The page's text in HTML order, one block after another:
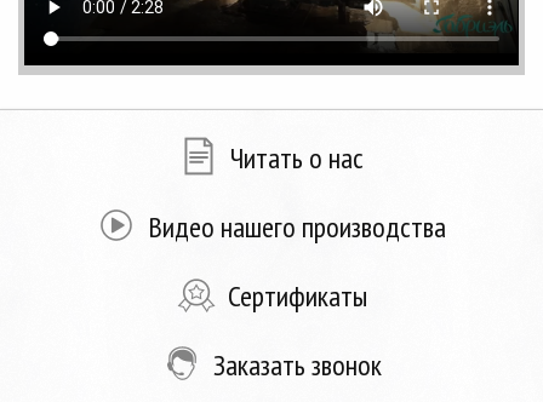
Читать о нас
Видео нашего производства
Сертификаты
Заказать звонок